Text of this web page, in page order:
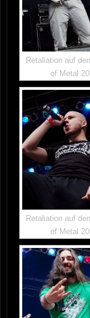
Retaliation auf
of Metal
Retaliation auf
of Metal